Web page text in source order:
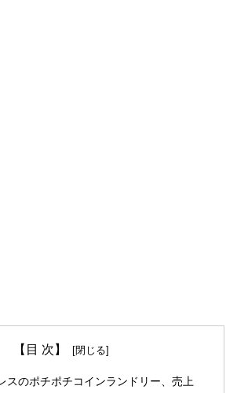
【目 次】
スのポチポチコインランドリー、売上